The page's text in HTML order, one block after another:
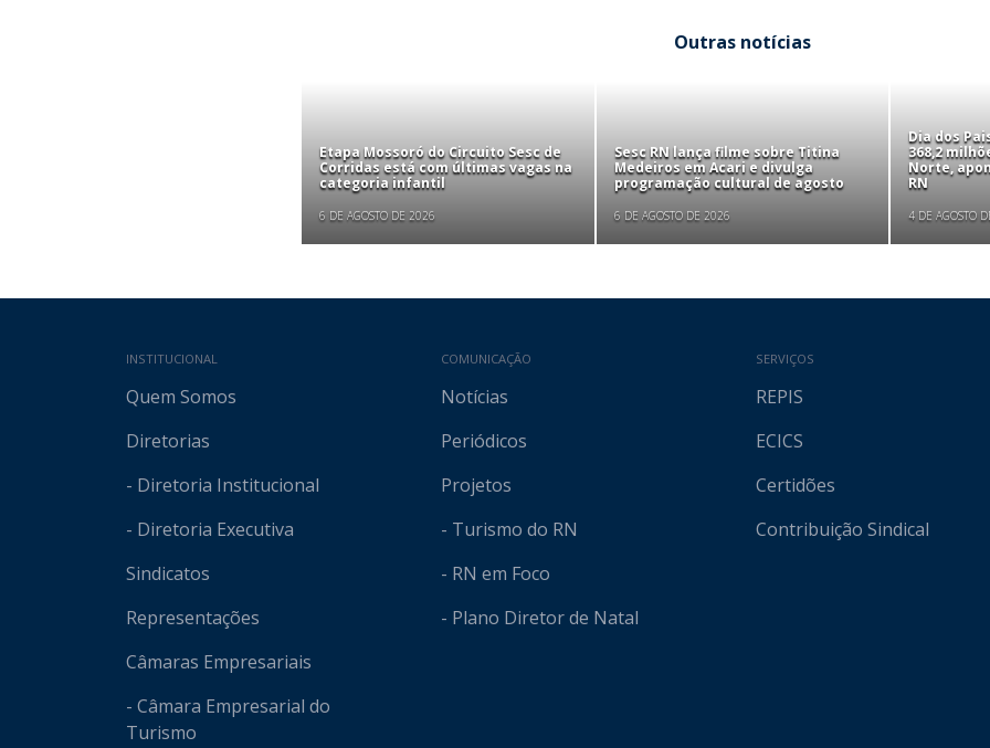
Outras notícias
Etapa Mossoró do Circuito Sesc de
Corridas está com últimas vagas na
categoria infantil
6 DE AGOSTO DE 2026
Sesc RN lança filme sobre Titina
Medeiros em Acari e divulga
programação cultural de agosto
6 DE AGOSTO DE 2026
Dia dos
368,2
Norte,
RN
4 DE AGOSTO
Mapa do site
INSTITUCIONAL
Quem Somos
Diretorias
- Diretoria Institucional
- Diretoria Executiva
Sindicatos
Representações
Câmaras Empresariais
- Câmara Empresarial do
Turismo
COMUNICAÇÃO
Notícias
Periódicos
Projetos
- Turismo do RN
- RN em Foco
- Plano Diretor de Natal
SERVIÇOS
REPIS
ECICS
Certidões
Contribuição Sindical